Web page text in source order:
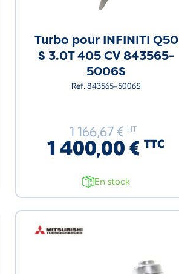
Turbo pour INFINITI Q50
S 3.0T 405 CV 843565-
5006S
Ref. 843565-5006S
1 166,67 € HT
1 400,00 € TTC
En stock